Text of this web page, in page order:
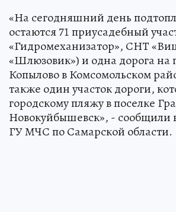
«На сегодняшний день
остаются 71 приусадебный
«Гидромеханизатор», СНТ
«Шлюзовик») и одна дорога на
Копылово в Комсомольском
также один участок дороги,
городскому пляжу в поселке
Новокуйбышевск», - сообщили
ГУ МЧС по Самарской области.